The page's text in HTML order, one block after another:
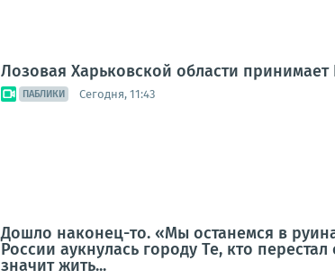
Лозовая Харьковской области принимает
ПАБЛИКИ Сегодня, 11:43
Дошло наконец-то. «Мы останемся в
России аукнулась городу Те, кто
значит жить...